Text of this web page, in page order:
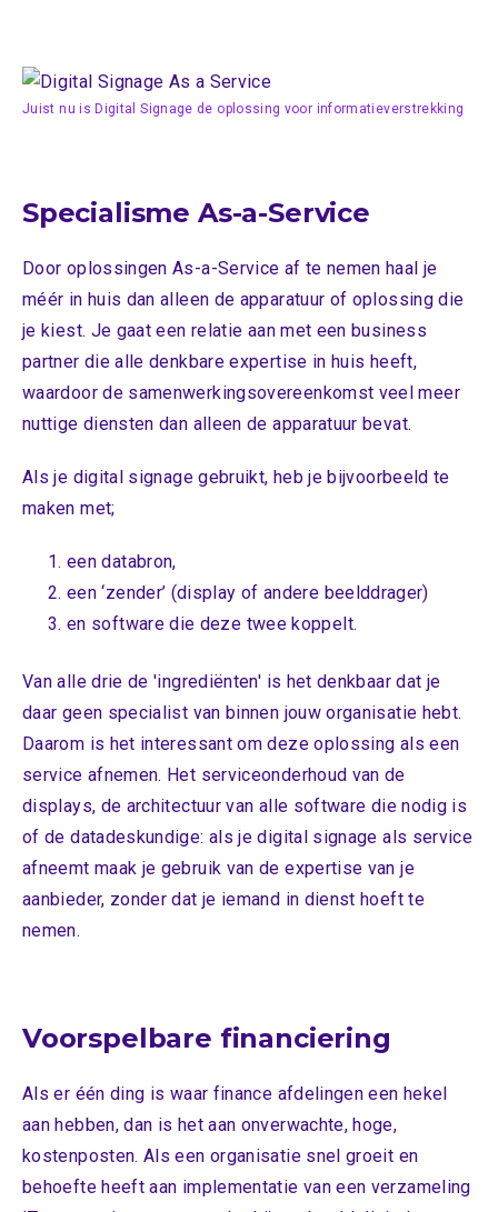
Juist nu is Digital Signage de oplossing voor informatieverstrekking
Specialisme As-a-Service
Door oplossingen As-a-Service af te nemen haal je
méér in huis dan alleen de apparatuur of oplossing die
je kiest. Je gaat een relatie aan met een business
partner die alle denkbare expertise in huis heeft,
waardoor de samenwerkingsovereenkomst veel meer
nuttige diensten dan alleen de apparatuur bevat.
Als je digital signage gebruikt, heb je bijvoorbeeld te
maken met;
een databron,
een ‘zender’ (display of andere beelddrager)
en software die deze twee koppelt.
Van alle drie de 'ingrediënten' is het denkbaar dat je
daar geen specialist van binnen jouw organisatie hebt.
Daarom is het interessant om deze oplossing als een
service afnemen. Het serviceonderhoud van de
displays, de architectuur van alle software die nodig is
of de datadeskundige: als je digital signage als service
afneemt maak je gebruik van de expertise van je
aanbieder, zonder dat je iemand in dienst hoeft te
nemen.
Voorspelbare financiering
Als er één ding is waar finance afdelingen een hekel
aan hebben, dan is het aan onverwachte, hoge,
kostenposten. Als een organisatie snel groeit en
behoefte heeft aan implementatie van een verzameling